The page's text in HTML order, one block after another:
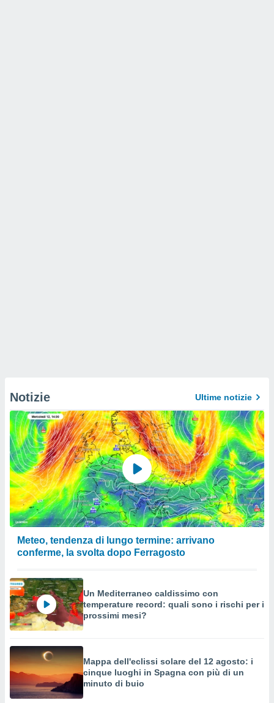
Notizie Ultime notizie
Meteo, tendenza di lungo termine: arrivano
conferme, la svolta dopo Ferragosto
Un Mediterraneo caldissimo con
temperature record: quali sono i rischi per i
prossimi mesi?
Mappa dell'eclissi solare del 12 agosto: i
cinque luoghi in Spagna con più di un
minuto di buio